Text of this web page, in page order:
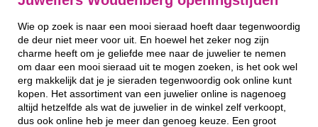
Wie op zoek is naar een mooi sieraad hoeft daar tegenwoordig
de deur niet meer voor uit. En hoewel het zeker nog zijn
charme heeft om je geliefde mee naar de juwelier te nemen
om daar een mooi sieraad uit te mogen zoeken, is het ook wel
erg makkelijk dat je je sieraden tegenwoordig ook online kunt
kopen. Het assortiment van een juwelier online is nagenoeg
altijd hetzelfde als wat de juwelier in de winkel zelf verkoopt,
dus ook online heb je meer dan genoeg keuze. Een groot